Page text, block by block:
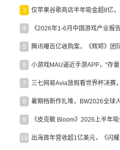
3
4 《2026年1-6月中国游戏产业报
5
6 小游戏MAU逼近手游APP，“存
7
8
9
10